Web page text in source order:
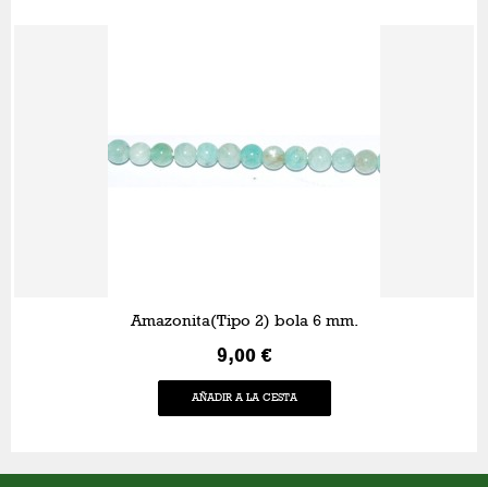
Amazonita(Tipo 2) bola 6 mm.
9,00 €
AÑADIR A LA CESTA